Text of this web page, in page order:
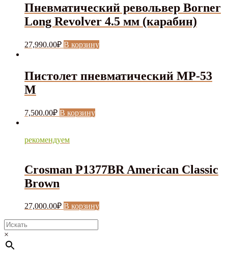
Пневматический револьвер Borner
Long Revolver 4.5 мм (карабин)
27,990.00₽ В корзину
Пистолет пневматический МР-53
М
7,500.00₽ В корзину
рекомендуем
Crosman P1377BR American Classic
Brown
27,000.00₽ В корзину
×